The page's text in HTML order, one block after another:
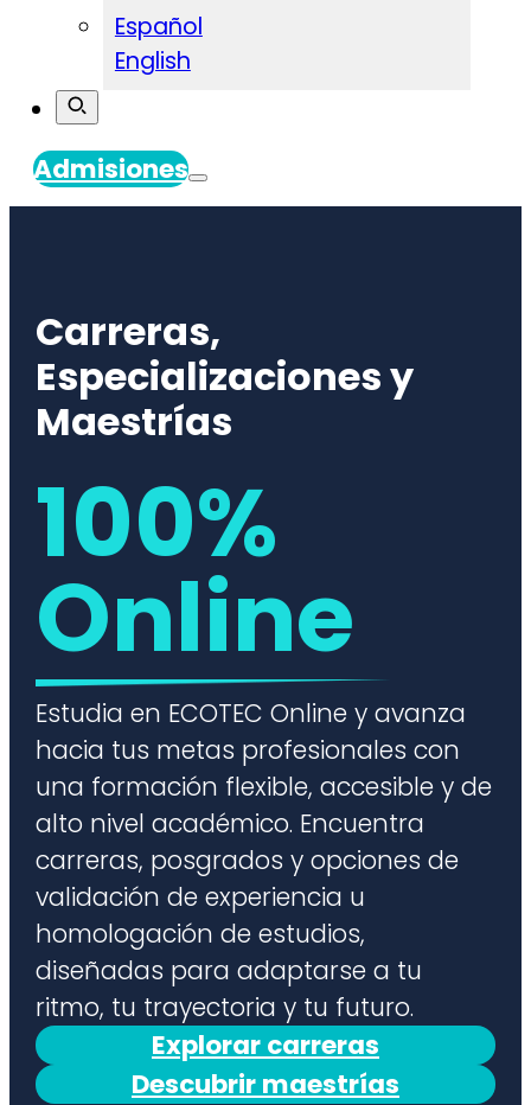
Español
English
Admisiones
Carreras,
Especializaciones y
Maestrías
100%
Online
Estudia en ECOTEC Online y avanza
hacia tus metas profesionales con
una formación flexible, accesible y de
alto nivel académico. Encuentra
carreras, posgrados y opciones de
validación de experiencia u
homologación de estudios,
diseñadas para adaptarse a tu
ritmo, tu trayectoria y tu futuro.
Explorar carreras
Descubrir maestrías